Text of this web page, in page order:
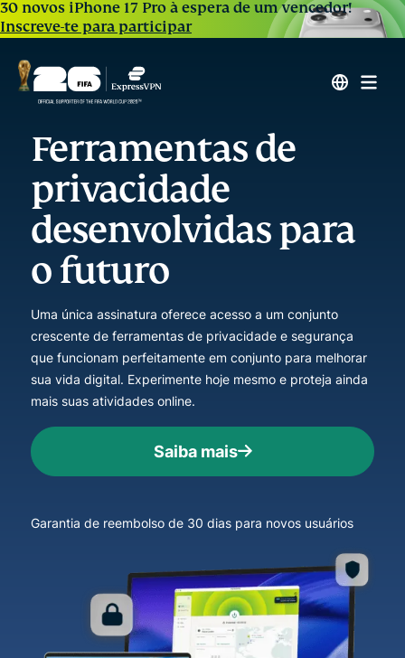
30 novos iPhone 17 Pro à espera de um vencedor!
Inscreve-te para participar
Ferramentas de
privacidade
desenvolvidas para
o futuro
Uma única assinatura oferece acesso a um conjunto
crescente de ferramentas de privacidade e segurança
que funcionam perfeitamente em conjunto para melhorar
sua vida digital. Experimente hoje mesmo e proteja ainda
mais suas atividades online.
Saiba mais
Garantia de reembolso de 30 dias para novos usuários